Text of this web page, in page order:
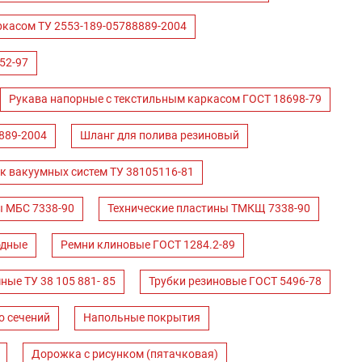
ТУ 2553-189-05788889-2004
97
Рукава напорные с текстильным каркасом ГОСТ 18698-79
2004 Шланг для полива резиновый
вакуумных систем ТУ 38105116-81
МБС 7338-90 Технические пластины ТМКЩ 7338-90
Ремни клиновые ГОСТ 1284.2-89
ТУ 38 105 881- 85 Трубки резиновые ГОСТ 5496-78
сечений Напольные покрытия
Дорожка с рисунком (пятачковая)